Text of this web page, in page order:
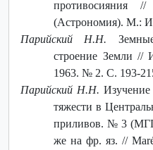
(Астрономия). М.:
Парийский Н.Н.
строение Земли
1963. № 2. С. 193-
Парийский Н.Н.
тяжести в
приливов. № 3
же на фр. яз. //